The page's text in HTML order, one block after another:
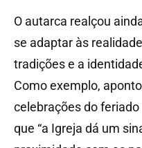
O autarca realçou
se adaptar às
tradições e a
Como exemplo,
celebrações do
que “a Igreja dá um